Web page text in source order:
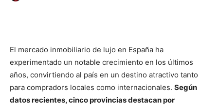
El mercado inmobiliario de lujo en España ha
experimentado un notable crecimiento en los últimos
años, convirtiendo al país en un destino atractivo tanto
para compradors locales como internacionales. Según
datos recientes, cinco provincias destacan por